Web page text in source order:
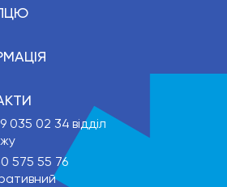
035 02 34 відділ
575 55 76